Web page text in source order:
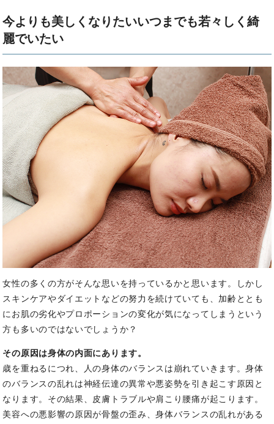
今よりも美しくなりたいいつまでも若々しく綺
麗でいたい
女性の多くの方がそんな思いを持っているかと思います。しかし
スキンケアやダイエットなどの努力を続けていても、加齢ととも
にお肌の劣化やプロポーションの変化が気になってしまうという
方も多いのではないでしょうか？
その原因は身体の内面にあります。
歳を重ねるにつれ、人の身体のバランスは崩れていきます。身体
のバランスの乱れは神経伝達の異常や悪姿勢を引き起こす原因と
なります。その結果、皮膚トラブルや肩こり腰痛が起こります。
美容への悪影響の原因が骨盤の歪み、身体バランスの乱れがある